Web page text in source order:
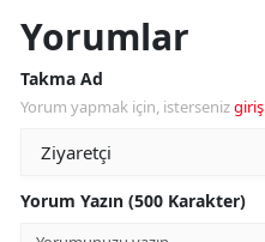
Yorumlar
Takma Ad
Yorum yapmak için, istersenizgiriş
Yorum Yazın (500 Karakter)